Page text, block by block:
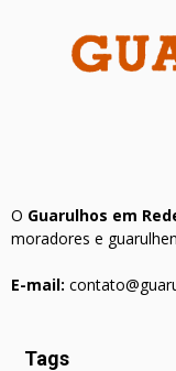
O Guarulhos em
moradores e
E-mail:
Tags